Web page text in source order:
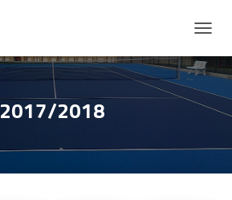
É
P
I
L
N
2017/2018